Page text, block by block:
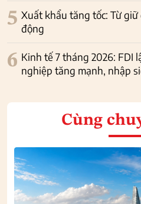
5 Xuất khẩu tăng tốc: Từ
động
6 Kinh tế 7 tháng 2026: FDI
nghiệp tăng mạnh, nhập
Cùng